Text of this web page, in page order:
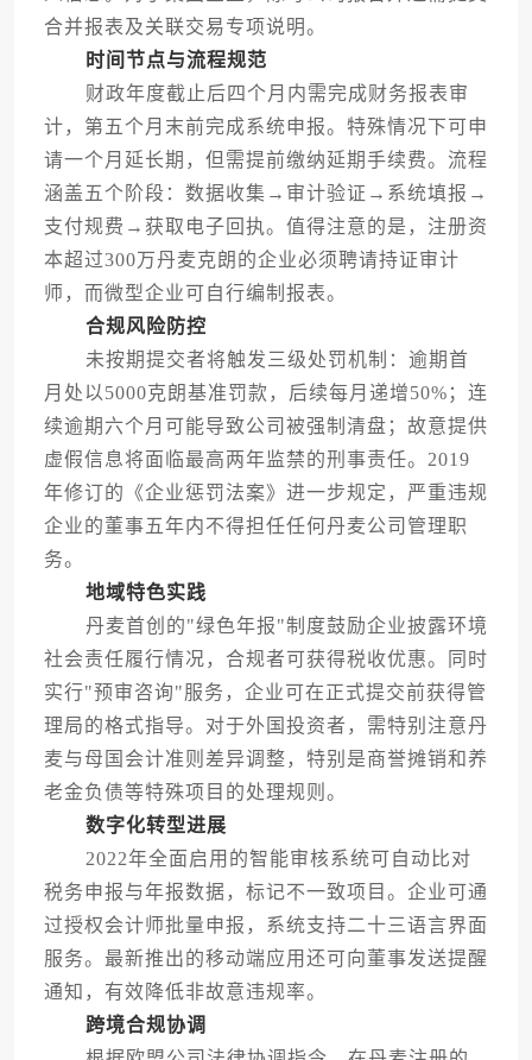
合并报表及关联交易专项说明。
时间节点与流程规范
财政年度截止后四个月内需完成财务报表审
计，第五个月末前完成系统申报。特殊情况下可申
请一个月延长期，但需提前缴纳延期手续费。流程
涵盖五个阶段：数据收集→审计验证→系统填报→
支付规费→获取电子回执。值得注意的是，注册资
本超过300万丹麦克朗的企业必须聘请持证审计
师，而微型企业可自行编制报表。
合规风险防控
未按期提交者将触发三级处罚机制：逾期首
月处以5000克朗基准罚款，后续每月递增50%；连
续逾期六个月可能导致公司被强制清盘；故意提供
虚假信息将面临最高两年监禁的刑事责任。2019
年修订的《企业惩罚法案》进一步规定，严重违规
企业的董事五年内不得担任任何丹麦公司管理职
务。
地域特色实践
丹麦首创的"绿色年报"制度鼓励企业披露环境
社会责任履行情况，合规者可获得税收优惠。同时
实行"预审咨询"服务，企业可在正式提交前获得管
理局的格式指导。对于外国投资者，需特别注意丹
麦与母国会计准则差异调整，特别是商誉摊销和养
老金负债等特殊项目的处理规则。
数字化转型进展
2022年全面启用的智能审核系统可自动比对
税务申报与年报数据，标记不一致项目。企业可通
过授权会计师批量申报，系统支持二十三语言界面
服务。最新推出的移动端应用还可向董事发送提醒
通知，有效降低非故意违规率。
跨境合规协调